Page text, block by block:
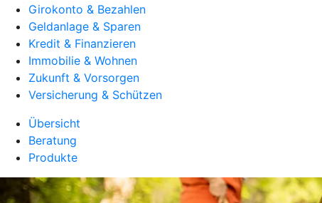
Girokonto & Bezahlen
Geldanlage & Sparen
Kredit & Finanzieren
Immobilie & Wohnen
Zukunft & Vorsorgen
Versicherung & Schützen
Übersicht
Beratung
Produkte